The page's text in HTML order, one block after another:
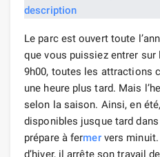
Le parc est ouvert toute
que vous puissiez entrer
9h00, toutes les attractions
une heure plus tard. Mais
selon la saison. Ainsi, en
disponibles jusque tard
prépare à fermervers minuit.
d’hiver, il arrête son travail